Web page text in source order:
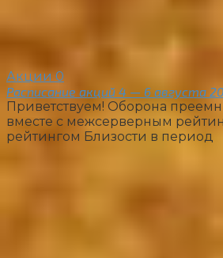
Акции 0
Расписание акций 4 — 6 августа
Приветствуем! Оборона
вместе с межсерверным
рейтингом Близости в период